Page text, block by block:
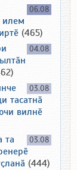
06.08
илем
(465)
04.08
03.08
тасатнӑ
вилнӗ
03.08
та
(444)